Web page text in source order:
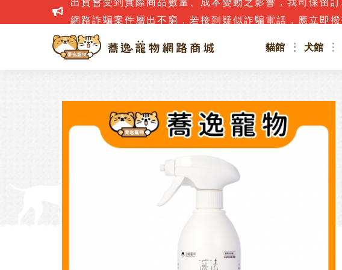
貓館 犬館